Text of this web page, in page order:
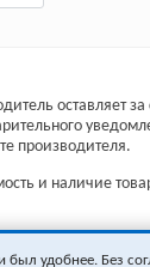
оставляет за
производителя.
и наличие
удобнее. Без